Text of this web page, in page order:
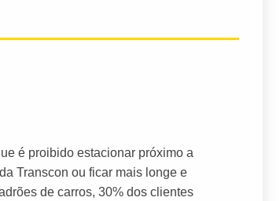
é proibido estacionar próximo a
Transcon ou ficar mais longe e
de carros, 30% dos clientes